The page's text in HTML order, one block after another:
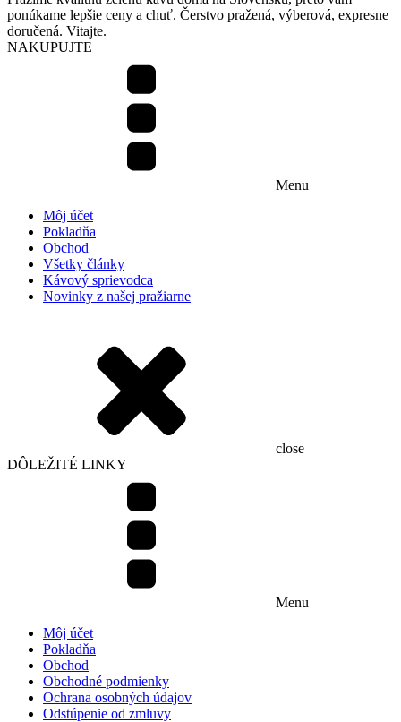
ponúkame lepšie ceny a chuť. Čerstvo pražená, výberová, expresne
doručená. Vitajte.
NAKUPUJTE
Menu
Môj účet
Pokladňa
Obchod
Všetky články
Kávový sprievodca
Novinky z našej pražiarne
close
DÔLEŽITÉ LINKY
Menu
Môj účet
Pokladňa
Obchod
Obchodné podmienky
Ochrana osobných údajov
Odstúpenie od zmluvy